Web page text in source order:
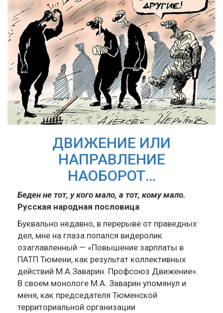
ДВИЖЕНИЕ ИЛИ
НАПРАВЛЕНИЕ
НАОБОРОТ…
Беден не тот, у кого мало, а тот, кому мало.
Русская народная пословица
Буквально недавно, в перерыве от праведных
дел, мне на глаза попался видеролик
озаглавленный — «Повышение зарплаты в
ПАТП Тюмени, как результат коллективных
действий М.А.Заварин. Профсоюз Движение».
В своем монологе М.А. Заварин упомянул и
меня, как председателя Тюменской
территориальной организации